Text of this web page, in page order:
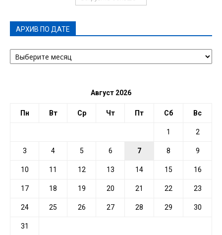
АРХИВ ПО ДАТЕ
АРХИВ
ПО
Август 2026
Пн Вт Ср Чт Пт Сб Вс
1 2
3 4 5 6 7 8 9
10 11 12 13 14 15 16
17 18 19 20 21 22 23
24 25 26 27 28 29 30
31